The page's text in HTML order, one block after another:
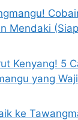
Mendaki
Kenyang! 5
yang
ke